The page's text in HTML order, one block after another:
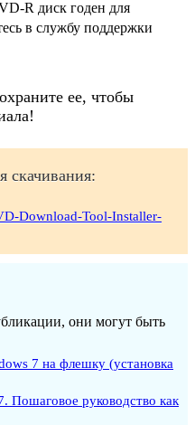
R диск годен для
в службу поддержки
ее, чтобы
скачивания:
Download-Tool-Installer-
они могут быть
7 на флешку (установка
Пошаговое руководство как